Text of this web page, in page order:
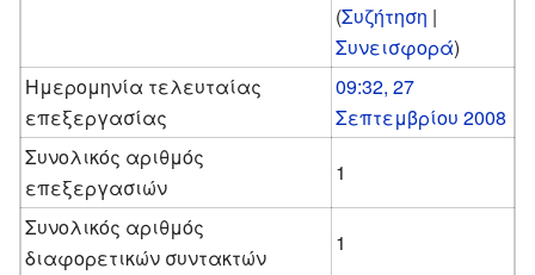
(Συζήτηση |
Συνεισφορά)
Ημερομηνία τελευταίας
επεξεργασίας
09:32, 27
Σεπτεμβρίου 2008
Συνολικός αριθμός
επεξεργασιών
1
Συνολικός αριθμός
διαφορετικών συντακτών
1